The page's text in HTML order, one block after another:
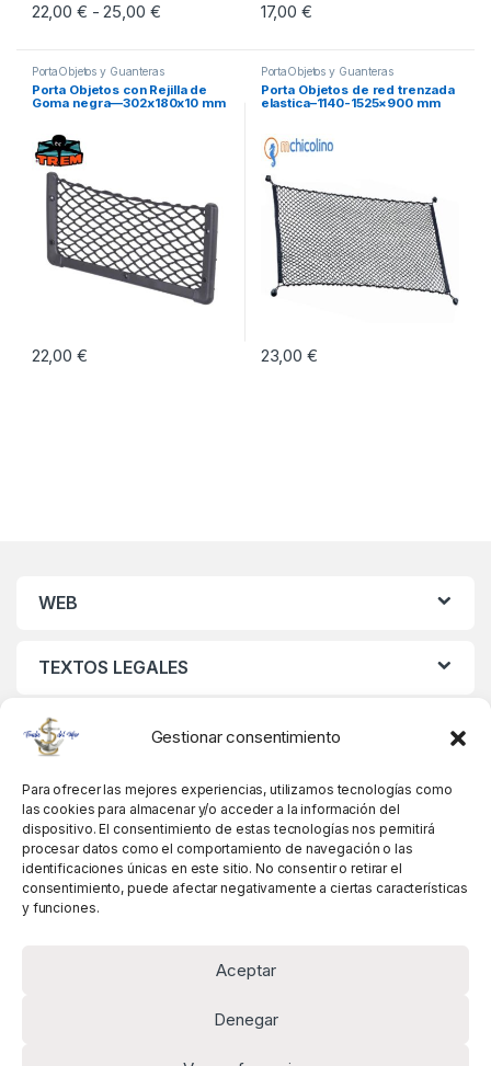
Gestionar consentimiento
Para ofrecer las mejores experiencias, utilizamos tecnologías como
las cookies para almacenar y/o acceder a la información del
dispositivo. El consentimiento de estas tecnologías nos permitirá
procesar datos como el comportamiento de navegación o las
identificaciones únicas en este sitio. No consentir o retirar el
consentimiento, puede afectar negativamente a ciertas características
y funciones.
Aceptar
Denegar
22,00 € - 25,00 €Rango de precios: desde 22,00 € hasta
17,00 €
PortaObjetos y Guanteras
Porta Objetos con Rejilla de
Goma negra—302x180x10 mm
22,00 €
PortaObjetos y Guanteras
Porta Objetos de red trenzada
elastica–1140-1525×900 mm
23,00 €
WEB
TEXTOS LEGALES
MIS DATOS